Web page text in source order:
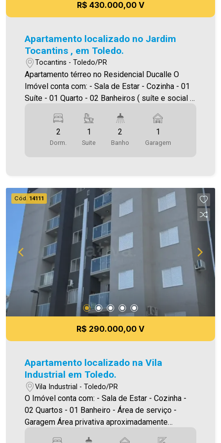
R$ 430.000,00 V
Apartamento localizado no Jardim
Tocantins , em Toledo.
Tocantins - Toledo/PR
Apartamento térreo no Residencial Ducalle O
Imóvel conta com: - Sala de Estar - Cozinha - 01
Suíte - 01 Quarto - 02 Banheiros ( suíte e social )
Vaga de garagem Área útil 60,98 m² Área total
71,09 m² A Imobiliária Ativa possui hoje uma das
maiores carteiras de imóveis administrados da
casa! - As informações aqui prestadas são
verdadeiras, todavia, reservamo-nos o direito de
corrigir qualquer erro de digitação e/ou ortografia,
bem como alteração dos preços e imagens.
Fotos meramente ilustrativas
2
Dorm.
1
Suite
2
Banho
1
Garagem
Cód. 14111
R$ 290.000,00 V
Apartamento localizado na Vila
Industrial em Toledo.
Vila Industrial - Toledo/PR
O Imóvel conta com: - Sala de Estar - Cozinha -
02 Quartos - 01 Banheiro - Área de serviço -
Garagem Área privativa aproximadamente